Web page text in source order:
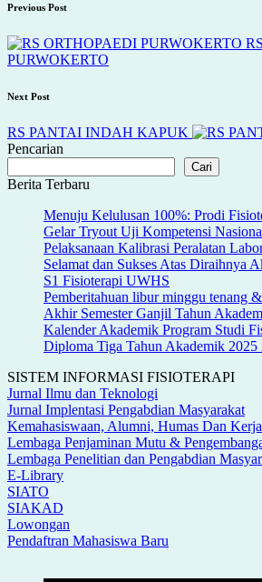
Post
navigation
Previous Post
PURWOKERTO
Next Post
RS PANTAI INDAH KAPUK
Pencarian
Cari
Berita Terbaru
Menuju Kelulusan 100%: Prodi
Gelar Tryout Uji Kompetensi
Pelaksanaan Kalibrasi Peralatan
Selamat dan Sukses Atas Diraihnya
S1 Fisioterapi UWHS
Pemberitahuan libur minggu tenang
Akhir Semester Ganjil Tahun
Kalender Akademik Program Studi
Diploma Tiga Tahun Akademik 2025
SISTEM INFORMASI FISIOTERAPI
Jurnal Ilmu dan Teknologi
Jurnal Implentasi Pengabdian Masyarakat
Kemahasiswaan, Alumni, Humas Dan
Lembaga Penjaminan Mutu &
Lembaga Penelitian dan Pengabdian
E-Library
SIATO
SIAKAD
Lowongan
Pendaftran Mahasiswa Baru